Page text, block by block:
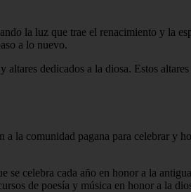
la luz que trae el renacimiento y la
a lo nuevo.
dedicados a la diosa. Estos
la comunidad pagana para celebrar y
celebra cada año en honor a la
de poesía y música en honor a la